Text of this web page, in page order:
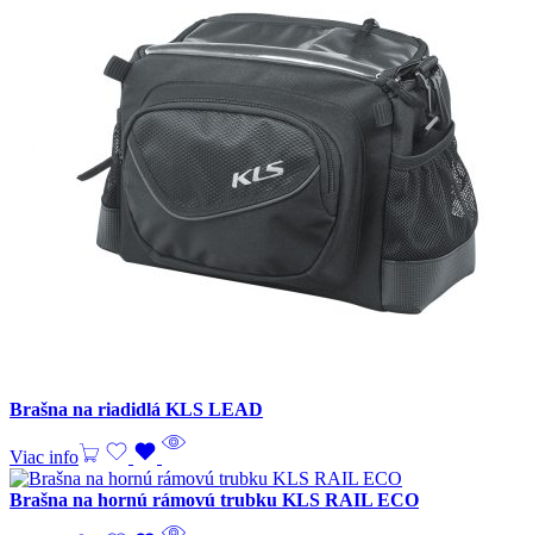
Brašna na riadidlá KLS LEAD
Viac info
Brašna na hornú rámovú trubku KLS RAIL ECO